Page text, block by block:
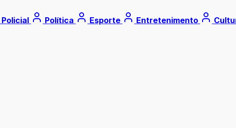
Policial Política Esporte Entretenimento